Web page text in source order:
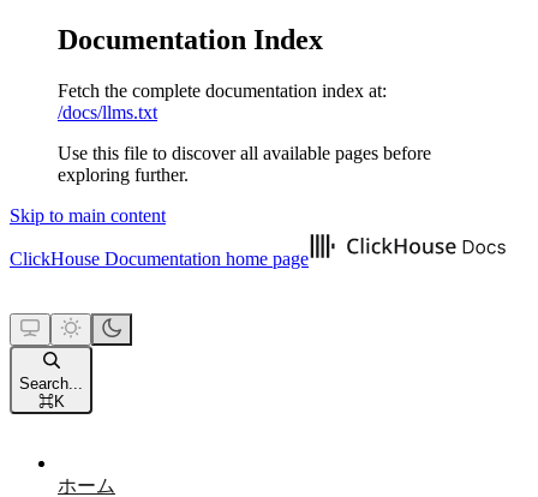
Documentation Index
Fetch the complete documentation index at:
/docs/llms.txt
Use this file to discover all available pages before
exploring further.
Skip to main content
ClickHouse Documentation home page
Search...
⌘K
ホーム